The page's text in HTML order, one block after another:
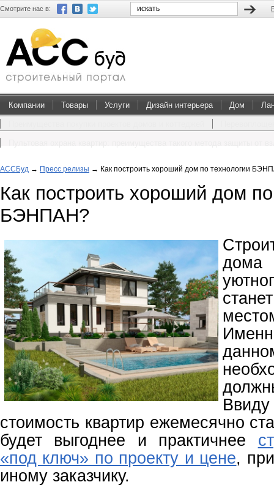
Смотрите нас в:
Компании Товары Услуги Дизайн интерьера Дом
АССБуд → Пресс релизы → Как построить хороший дом по технологии
Как построить хороший дом
БЭНПАН?
дома
стоимость квартир ежемесячно
будет выгоднее и практичнее
«под ключ» по проекту и цене,
иному заказчику.